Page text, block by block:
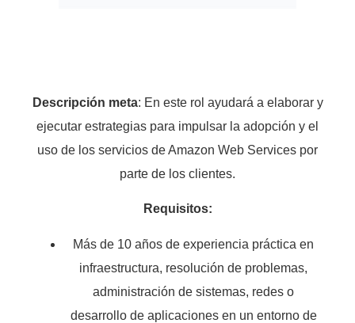
Descripción meta: En este rol ayudará a elaborar y
ejecutar estrategias para impulsar la adopción y el
uso de los servicios de Amazon Web Services por
parte de los clientes.
Requisitos:
Más de 10 años de experiencia práctica en
infraestructura, resolución de problemas,
administración de sistemas, redes o
desarrollo de aplicaciones en un entorno de